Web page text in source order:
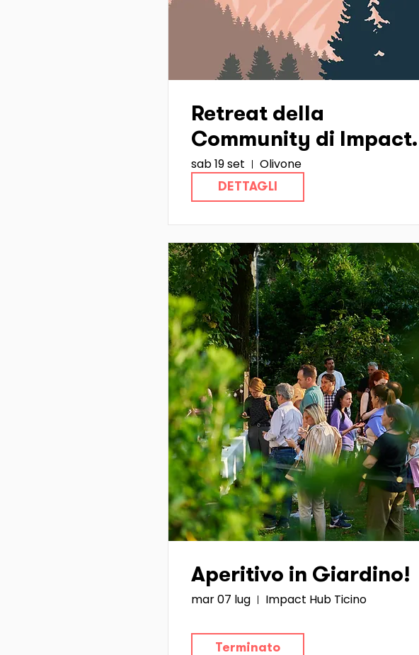
Retreat della
Community di Impact
Hub Ticino :)
sab 19 set Olivone
DETTAGLI
Aperitivo in Giardino!
mar 07 lug Impact Hub Ticino
Terminato